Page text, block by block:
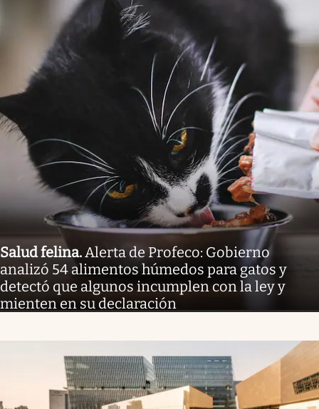
Salud felina.Alerta de Profeco: Gobierno
analizó 54 alimentos húmedos para gatos y
detectó que algunos incumplen con la ley y
mienten en su declaración